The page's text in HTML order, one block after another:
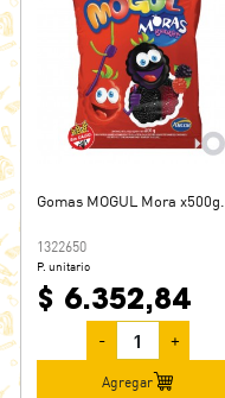
Gomas MOGUL Mora x500g.
1322650
P. unitario
$ 6.352,84
- +
Agregar